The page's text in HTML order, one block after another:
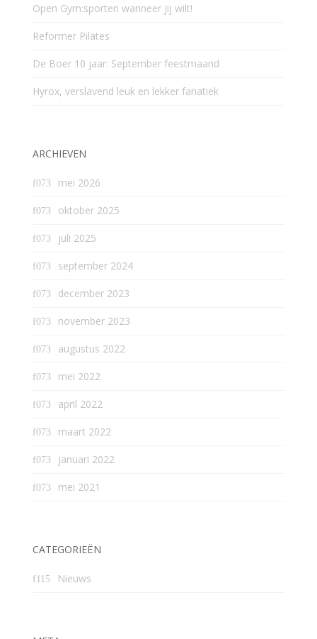
Open Gym:sporten wanneer jij wilt!
Reformer Pilates
De Boer 10 jaar: September feestmaand
Hyrox, verslavend leuk en lekker fanatiek
ARCHIEVEN
mei 2026
oktober 2025
juli 2025
september 2024
december 2023
november 2023
augustus 2022
mei 2022
april 2022
maart 2022
januari 2022
mei 2021
CATEGORIEËN
Nieuws